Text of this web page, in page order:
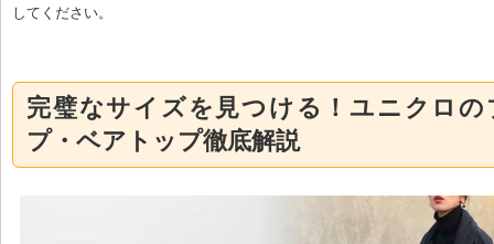
してください。
完璧なサイズを見つける！ユニクロの
プ・ベアトップ徹底解説